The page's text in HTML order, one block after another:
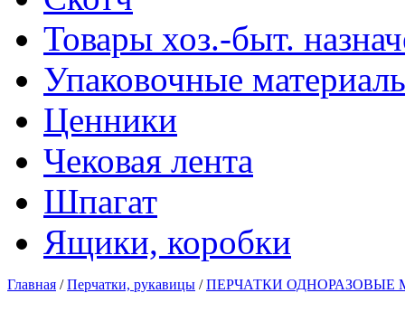
Товары хоз.-быт.
Упаковочные
Ценники
Чековая лента
Шпагат
Ящики, коробки
Главная /Перчатки, рукавицы /ПЕРЧАТКИ ОДНОРАЗОВЫЕ М